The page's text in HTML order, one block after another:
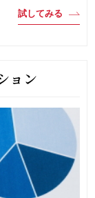
試してみる
ョン